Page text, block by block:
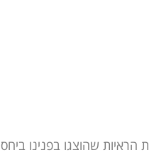
הראיות שהוצגו בפנינו ביחס